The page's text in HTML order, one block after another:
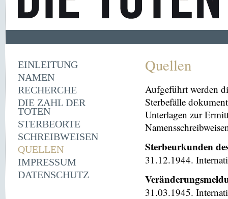
EINLEITUNG
NAMEN
RECHERCHE
DIE ZAHL DER
TOTEN
STERBEORTE
SCHREIBWEISEN
QUELLEN
IMPRESSUM
DATENSCHUTZ
Quellen
Aufgeführt werden
Sterbefälle
Unterlagen zur
Sterbeurkunden
31.12.1944.
31.03.1945.